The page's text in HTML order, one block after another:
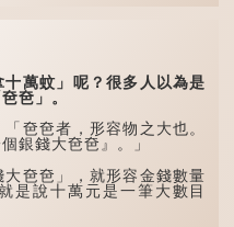
萬蚊」呢？很多人以為是
夿」。
夿者，形容物之大也。
銀錢大夿夿』。」
夿夿」，就形容金錢數量
是說十萬元是一筆大數目